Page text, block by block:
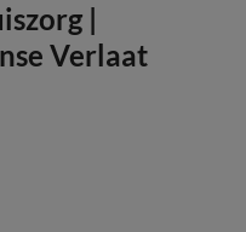
|
Verlaat